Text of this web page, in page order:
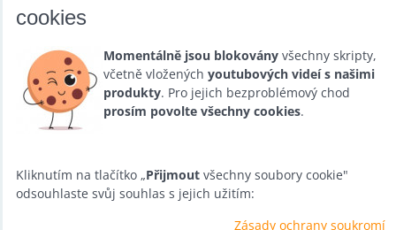
Půjčovna
Promotéři
Kurzy a setkání
Velkoobchod
Nabídka práce
cookies
Momentálně jsou blokovány všechny skripty,
včetně vložených youtubových videí s našimi
produkty. Pro jejich bezproblémový chod
prosím povolte všechny cookies.
Kliknutím na tlačítko „Přijmout všechny soubory cookie"
odsouhlaste svůj souhlas s jejich užitím:
Zásady ochrany soukromí